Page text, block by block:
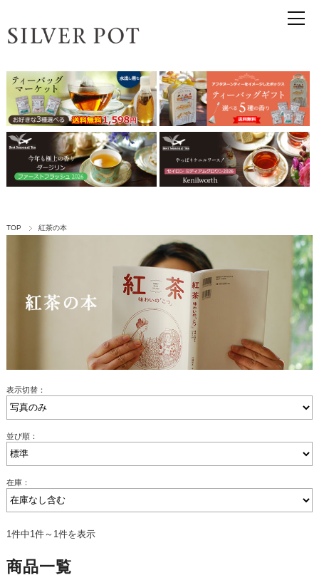
TOP 紅茶の本
表示切替：
並び順：
在庫：
1件中1件～1件を表示
商品一覧